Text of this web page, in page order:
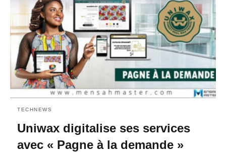
TECHNEWS
Uniwax digitalise ses services
avec « Pagne à la demande »